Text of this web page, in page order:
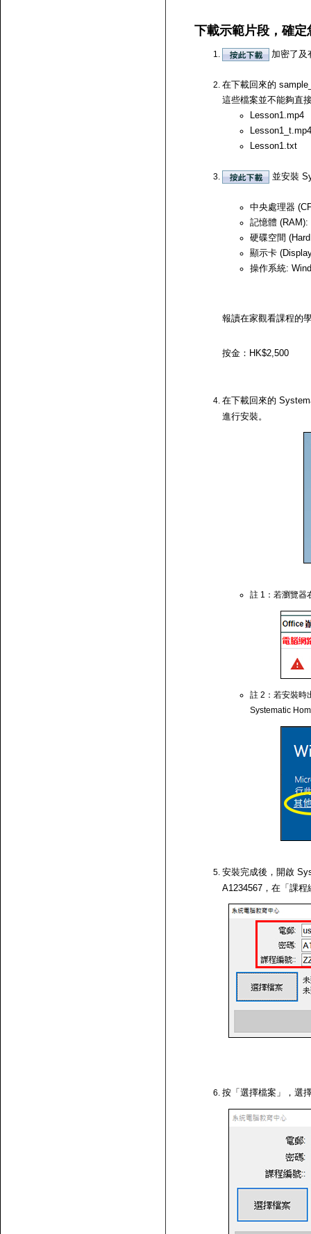
下載示範片段，確
加密了及
在下載回來的
這些檔案並不能夠直
Lesson1.mp4
Lesson1_t.mp4
Lesson1.txt
並安裝
中央處理器
記憶體
硬碟空間
顯示卡
操作系統:
報讀在家觀看課程的
按金：HK$2,500
在下載回來的
進行安裝。
註 1：若瀏覽器
註 2：若安裝時
Systematic
安裝完成後，開啟
A1234567，在「課
按「選擇檔案」，選